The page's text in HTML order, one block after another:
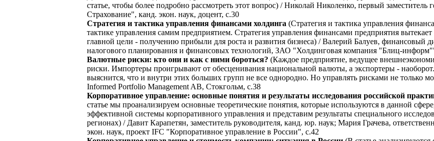
статье, чтобы более подробно рассмотреть этот вопрос) / Николай Николенко, первый
Страхование", канд. экон. наук, доцент, с.30
Стратегия и тактика управления финансами холдинга (Стратегия и тактика управления
тактике управления самим предприятием. Стратегия управления финансами предприятия
главной цели - получению прибыли для роста и развития бизнеса) / Валерий Балуев, финансовый
налогового планирования и финансовых технологий, ЗАО "Холдинговая компания "Блиц-
Валютные риски: кто они и как с ними бороться? (Каждое предприятие, ведущее
риски. Импортеры проигрывают от обесценивания национальной валюты, а экспортеры -
выяснится, что и внутри этих больших групп не все однородно. Но управлять рисками не только
Informed Portfolio Management AB, Стокгольм, с.38
Корпоративное управление: основные понятия и результаты исследования российской
статье мы проанализируем основные теоретические понятия, которые используются в данной
эффективной системы корпоративного управления и представим результаты специального
регионах) / Давит Карапетян, заместитель руководителя, канд. юр. наук; Мария Грачева,
экон. наук, проект IFC "Корпоративное управление в России", с.42